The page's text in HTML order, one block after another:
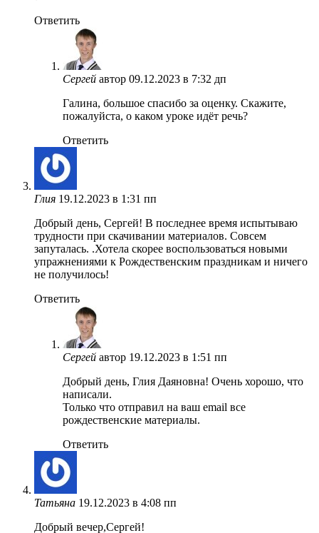
Ответить
Сергей автор 09.12.2023 в 7:32 дп
Галина, большое спасибо за оценку. Скажите,
пожалуйста, о каком уроке идёт речь?
Ответить
Глия 19.12.2023 в 1:31 пп
Добрый день, Сергей! В последнее время испытываю
трудности при скачивании материалов. Совсем
запуталась. .Хотела скорее воспользоваться новыми
упражнениями к Рождественским праздникам и ничего
не получилось!
Ответить
Сергей автор 19.12.2023 в 1:51 пп
Добрый день, Глия Даяновна! Очень хорошо, что
написали.
Только что отправил на ваш email все
рождественские материалы.
Ответить
Татьяна 19.12.2023 в 4:08 пп
Добрый вечер,Сергей!